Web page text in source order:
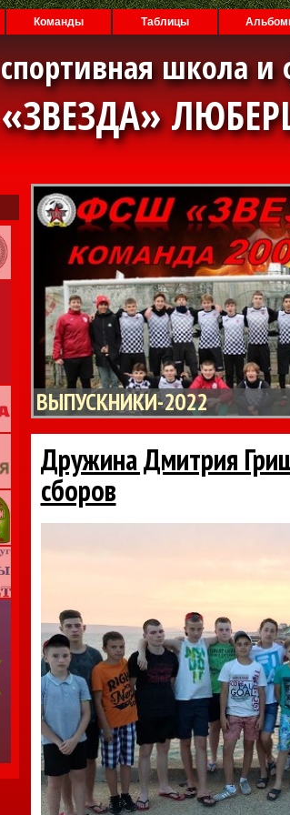
Команды Таблицы
спортивная школа и
«ЗВЕЗДА»
ВЫПУСКНИКИ-2022
Дружина Дмитрия
сборов